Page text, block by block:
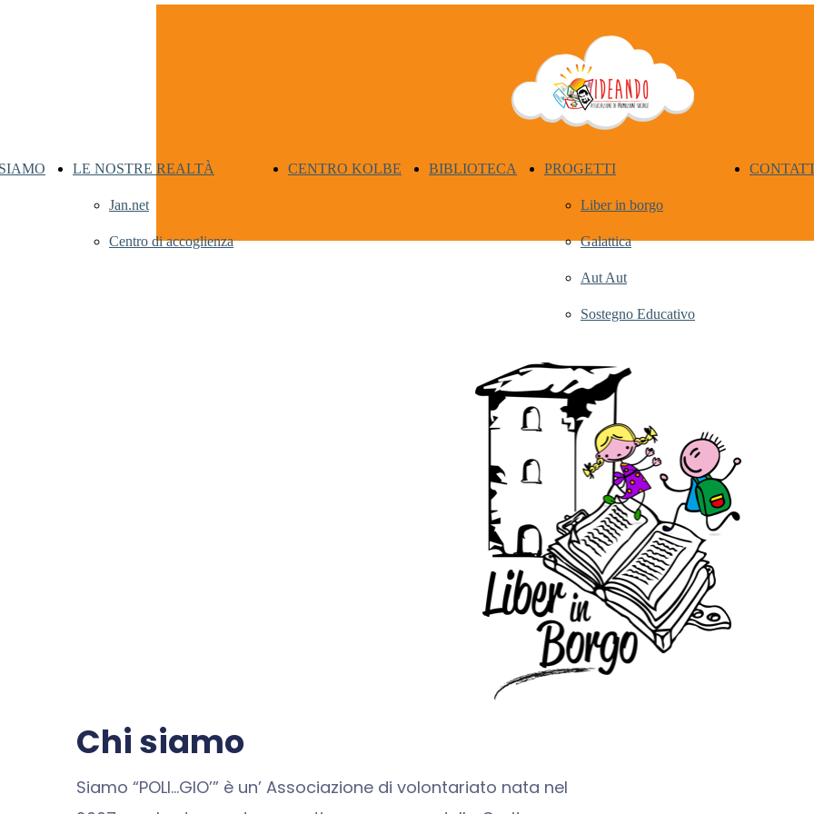
LE NOSTRE REALTÀ
Jan.net
Centro di accoglienza
CENTRO KOLBE BIBLIOTECA PROGETTI
Liber in borgo
Galattica
Aut Aut
Sostegno Educativo
Chi siamo
Siamo “POLI…GIO’” è un’ Associazione di volontariato nata nel